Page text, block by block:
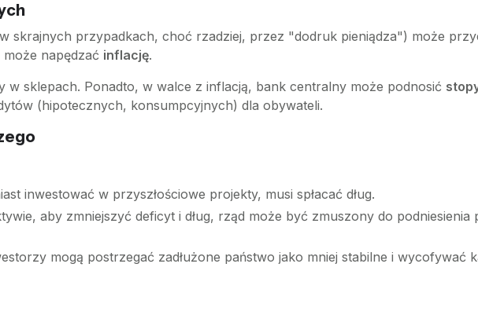
skrajnych przypadkach, choć rzadziej, przez "dodruk pieniądza") może
napędzać inflację.
w sklepach. Ponadto, w walce z inflacją, bank centralny może podnosić
(hipotecznych, konsumpcyjnych) dla obywateli.
inwestować w przyszłościowe projekty, musi spłacać dług.
aby zmniejszyć deficyt i dług, rząd może być zmuszony do podniesienia
mogą postrzegać zadłużone państwo jako mniej stabilne i wycofywać